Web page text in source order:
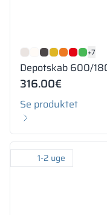
+7
Depotskab 600/
316.00€
Se produktet
1-2 uge